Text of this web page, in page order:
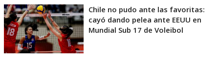
Chile no pudo ante las favoritas:
cayó dando pelea ante EEUU en
Mundial Sub 17 de Voleibol